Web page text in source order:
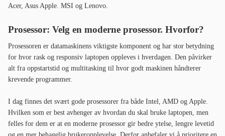
Acer, Asus Apple. MSI og Lenovo.
Prosessor: Velg en moderne prosessor. Hvorfor?
Prosessoren er datamaskinens viktigste komponent og har stor betydning
for hvor rask og responsiv laptopen oppleves i hverdagen. Den påvirker
alt fra oppstartstid og multitasking til hvor godt maskinen håndterer
krevende programmer.
I dag finnes det svært gode prosessorer fra både Intel, AMD og Apple.
Hvilken som er best avhenger av hvordan du skal bruke laptopen, men
felles for dem er at en moderne prosessor gir bedre ytelse, lengre levetid